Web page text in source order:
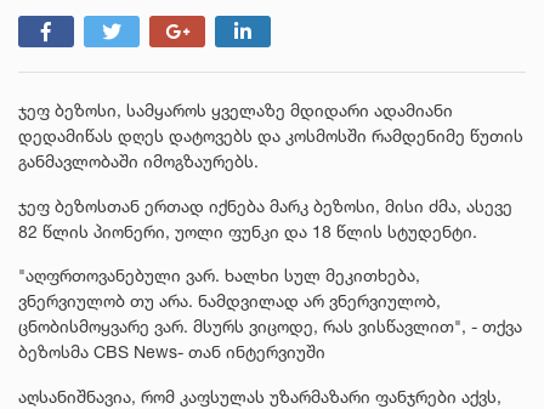
ჯეფ ბეზოსი, სამყაროს ყველაზე მდიდარი ადამიანი
დედამიწას დღეს დატოვებს და კოსმოსში რამდენიმე წუთის
განმავლობაში იმოგზაურებს.
ჯეფ ბეზოსთან ერთად იქნება მარკ ბეზოსი, მისი ძმა, ასევე
82 წლის პიონერი, უოლი ფუნკი და 18 წლის სტუდენტი.
"აღფრთოვანებული ვარ. ხალხი სულ მეკითხება,
ვნერვიულობ თუ არა. ნამდვილად არ ვნერვიულობ,
ცნობისმოყვარე ვარ. მსურს ვიცოდე, რას ვისწავლით", - თქვა
ბეზოსმა CBS News- თან ინტერვიუში
აღსანიშნავია, რომ კაფსულას უზარმაზარი ფანჯრები აქვს,